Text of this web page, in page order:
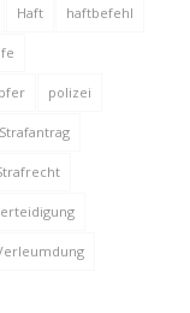
Haft haftbefehl
polizei
Strafantrag